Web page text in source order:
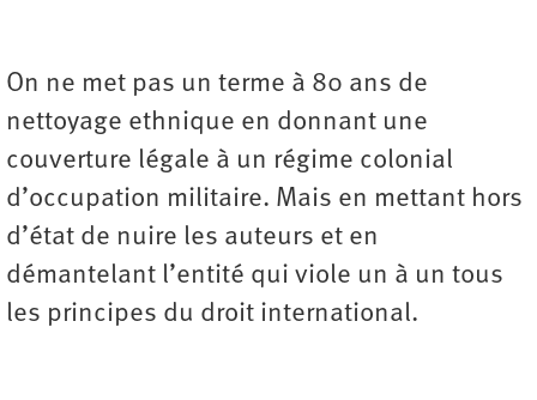
On ne met pas un terme à 80 ans de
nettoyage ethnique en donnant une
couverture légale à un régime colonial
d’occupation militaire. Mais en mettant hors
d’état de nuire les auteurs et en
démantelant l’entité qui viole un à un tous
les principes du droit international.